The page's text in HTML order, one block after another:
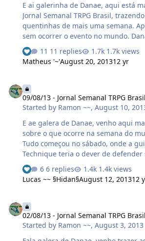
minutos de evento, os vencedores
E ai galerinha de Danae, aqui está
Jornal Semanal TRPG Brasil,
quentinhas de mais uma semana. Após uma semana
sem ocorrer o evento no mundo.
com mais de 1 hora de Coliseum. O
15:05 e terminou Ã s 16:05, onde
de uma boa massa de jogadores do mundo.
acabar o Super Coliseum, o
começou. As principais guilds que
Castle eram essas: Immortal
Castle), Spartans e BaNaNaS
dominar). Mais a Immortal Techni…
11 replies
1.7k views
Matheus '~'August 20, 201312 yr
09/08/13 - Jornal Semanal TRPG
Started by Ramon ~~,August 10,
E ae galera de Danae, venho aqui
sobre o que ocorre na semana do
Tudo começou no sábado, onde a
Technique teria o dever de defender
as forças inimigas. Depois de um tempo, a dura batalha
foi vencida pela guild Immortal
conseguiu segurar o castelo por mais
Magma Set Completo. Parabéns a guild e ao player
vencedor !!! Na segunda-feira foi anunciado o evento
Desvendando o Mistério. Onde os
inventar uma história, para
6 replies
1.4k views
Lucas ~~ §Hidan§August 12, 201312
02/08/13 - Jornal Semanal TRPG
Started by Ramon ~~,August 3, 2013